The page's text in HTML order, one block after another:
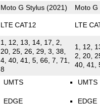
Moto G Stylus (2021) Moto G
LTE CAT12 LTE
1, 12, 13, 14, 17, 2,
20, 25, 26, 29, 3, 38,
4, 40, 41, 5, 66, 7, 71,
8
1, 12,
2, 20,
40, 41,
UMTS
EDGE
UMTS
EDGE